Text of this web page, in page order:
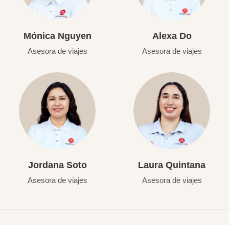
Mónica Nguyen
Asesora de viajes
Alexa Do
Asesora de viajes
Jordana Soto
Asesora de viajes
Laura Quintana
Asesora de viajes